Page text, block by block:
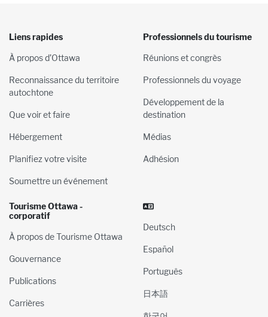
Liens rapides
À propos d’Ottawa
Reconnaissance du territoire
autochtone
Que voir et faire
Hébergement
Planifiez votre visite
Soumettre un événement
Professionnels du tourisme
Réunions et congrès
Professionnels du voyage
Développement de la
destination
Médias
Adhésion
Tourisme Ottawa -
corporatif
À propos de Tourisme Ottawa
Gouvernance
Publications
Carrières
Deutsch
Español
Português
日本語